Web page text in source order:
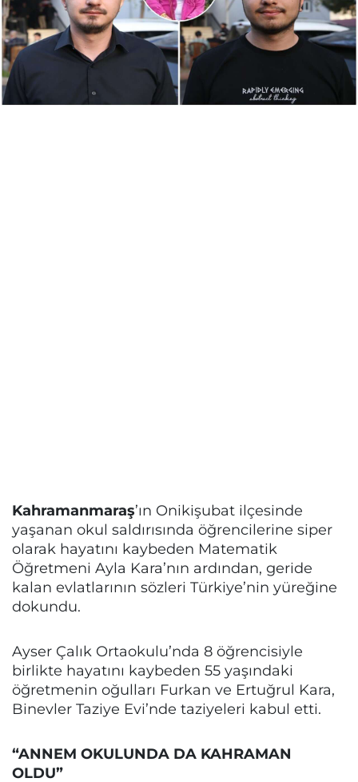
Kahramanmaraş’ın Onikişubat ilçesinde
yaşanan okul saldırısında öğrencilerine siper
olarak hayatını kaybeden Matematik
Öğretmeni Ayla Kara’nın ardından, geride
kalan evlatlarının sözleri Türkiye’nin yüreğine
dokundu.
Ayser Çalık Ortaokulu’nda 8 öğrencisiyle
birlikte hayatını kaybeden 55 yaşındaki
öğretmenin oğulları Furkan ve Ertuğrul Kara,
Binevler Taziye Evi’nde taziyeleri kabul etti.
“ANNEM OKULUNDA DA KAHRAMAN
OLDU”